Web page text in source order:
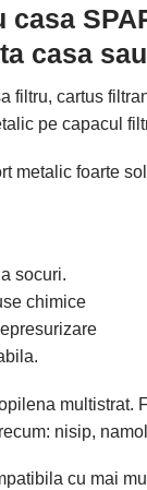
casa
filtru, cartus
pe capacul
metalic foarte
socuri.
chimice
multistrat.
nisip,
cu mai